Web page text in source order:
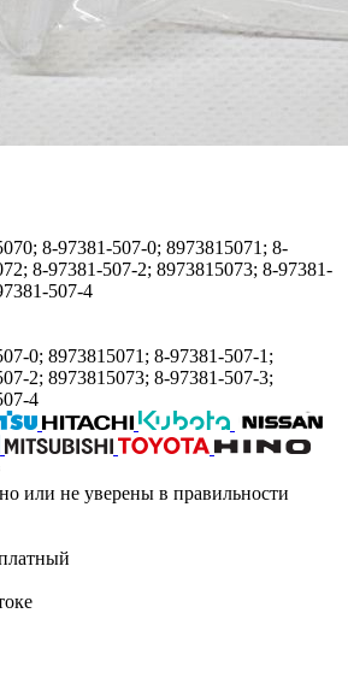
8-97381-507-0; 8973815071; 8-
8-97381-507-2; 8973815073; 8-97381-
507-4
0; 8973815071; 8-97381-507-1;
2; 8973815073; 8-97381-507-3;
4
или не уверены в правильности